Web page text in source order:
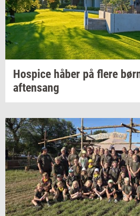
Ho­spi­ce håber på flere
af­tensang